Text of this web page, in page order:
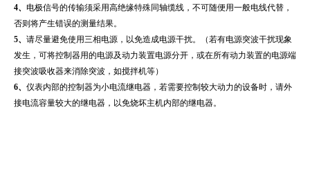
4、 电极信号的传输须采用高绝缘特殊同轴缆线，不可随便用一般电线代替，
否则将产生错误的测量结果。
5、 请尽量避免使用三相电源，以免造成电源干扰。（若有电源突波干扰现象
发生，可将控制器用的电源及动力装置电源分开，或在所有动力装置的电源端
接突波吸收器来消除突波，如搅拌机等）
6、 仪表内部的控制器为小电流继电器，若需要控制较大动力的设备时，请外
接电流容量较大的继电器，以免烧坏主机内部的继电器。